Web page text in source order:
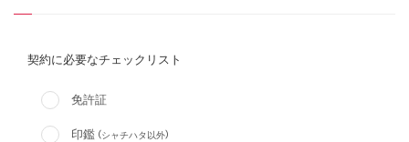
契約に必要なチェックリスト
免許証
印鑑 (シャチハタ以外)